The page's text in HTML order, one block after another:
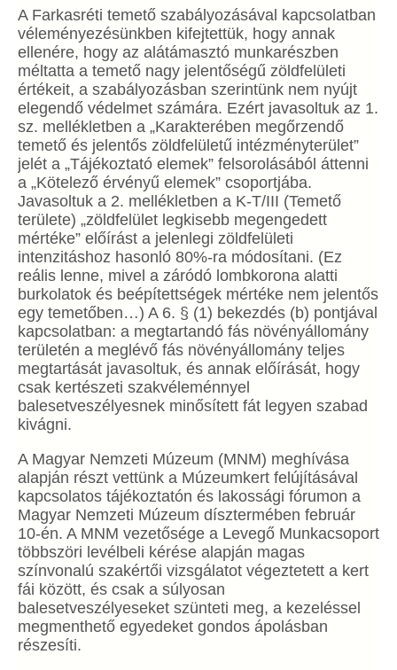
A Farkasréti temető szabályozásával kapcsolatban
véleményezésünkben kifejtettük, hogy annak
ellenére, hogy az alátámasztó munkarészben
méltatta a temető nagy jelentőségű zöldfelületi
értékeit, a szabályozásban szerintünk nem nyújt
elegendő védelmet számára. Ezért javasoltuk az 1.
sz. mellékletben a „Karakterében megőrzendő
temető és jelentős zöldfelületű intézményterület”
jelét a „Tájékoztató elemek” felsorolásából áttenni
a „Kötelező érvényű elemek” csoportjába.
Javasoltuk a 2. mellékletben a K-T/III (Temető
területe) „zöldfelület legkisebb megengedett
mértéke” előírást a jelenlegi zöldfelületi
intenzitáshoz hasonló 80%-ra módosítani. (Ez
reális lenne, mivel a záródó lombkorona alatti
burkolatok és beépítettségek mértéke nem jelentős
egy temetőben…) A 6. § (1) bekezdés (b) pontjával
kapcsolatban: a megtartandó fás növényállomány
területén a meglévő fás növényállomány teljes
megtartását javasoltuk, és annak előírását, hogy
csak kertészeti szakvéleménnyel
balesetveszélyesnek minősített fát legyen szabad
kivágni.
A Magyar Nemzeti Múzeum (MNM) meghívása
alapján részt vettünk a Múzeumkert felújításával
kapcsolatos tájékoztatón és lakossági fórumon a
Magyar Nemzeti Múzeum dísztermében február
10-én. A MNM vezetősége a Levegő Munkacsoport
többszöri levélbeli kérése alapján magas
színvonalú szakértői vizsgálatot végeztetett a kert
fái között, és csak a súlyosan
balesetveszélyeseket szünteti meg, a kezeléssel
megmenthető egyedeket gondos ápolásban
részesíti.